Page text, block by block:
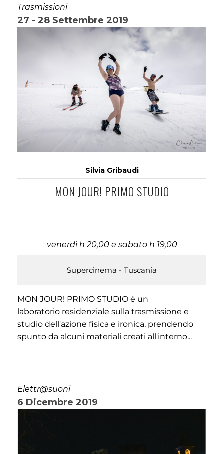
Trasmissioni
27 - 28 Settembre 2019
Silvia Gribaudi
MON JOUR! PRIMO STUDIO
venerdì h 20,00 e sabato h 19,00
Supercinema - Tuscania
MON JOUR! PRIMO STUDIO é un
laboratorio residenziale sulla trasmissione e
studio dell'azione fisica e ironica, prendendo
spunto da alcuni materiali creati all'interno...
Elettr@suoni
6 Dicembre 2019